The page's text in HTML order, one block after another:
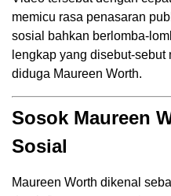
memicu rasa penasaran
sosial bahkan berlomba-
lengkap yang disebut-
diduga Maureen Worth.
Sosok Maureen
Sosial
Maureen Worth dikenal